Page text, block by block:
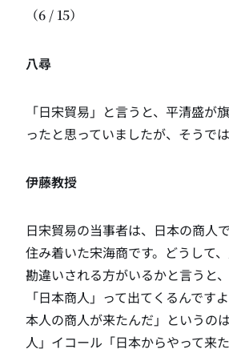
（6 / 15）
八尋
「日宋貿易」と言うと、平清盛が
ったと思っていましたが、そうで
伊藤教授
日宋貿易の当事者は、日本の商人
住み着いた宋海商です。どうして
勘違いされる方がいるかと言うと
「日本商人」って出てくるんです
本人の商人が来たんだ」というの
人」イコール「日本からやって来た